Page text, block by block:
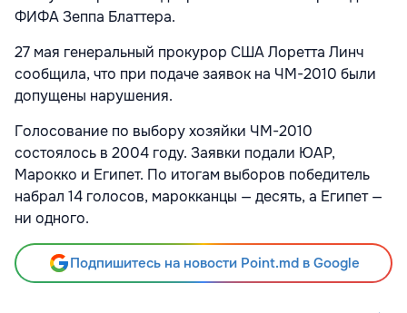
ФИФА Зеппа Блаттера.
27 мая генеральный прокурор США Лоретта Линч
сообщила, что при подаче заявок на ЧМ-2010 были
допущены нарушения.
Голосование по выбору хозяйки ЧМ-2010
состоялось в 2004 году. Заявки подали ЮАР,
Марокко и Египет. По итогам выборов победитель
набрал 14 голосов, марокканцы — десять, а Египет —
ни одного.
Подпишитесь на новости Point.md в Google